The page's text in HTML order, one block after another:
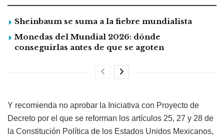
Sheinbaum se suma a la fiebre mundialista
Monedas del Mundial 2026: dónde
conseguirlas antes de que se agoten
Y recomienda no aprobar la Iniciativa con Proyecto de
Decreto por el que se reforman los artículos 25, 27 y 28 de
la Constitución Política de los Estados Unidos Mexicanos,